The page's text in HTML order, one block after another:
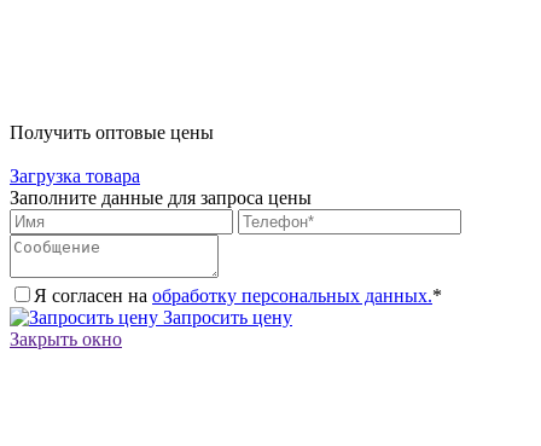
Получить оптовые цены
Загрузка товара
Заполните данные для запроса цены
Я согласен на обработку персональных данных.*
Запросить цену
Закрыть окно